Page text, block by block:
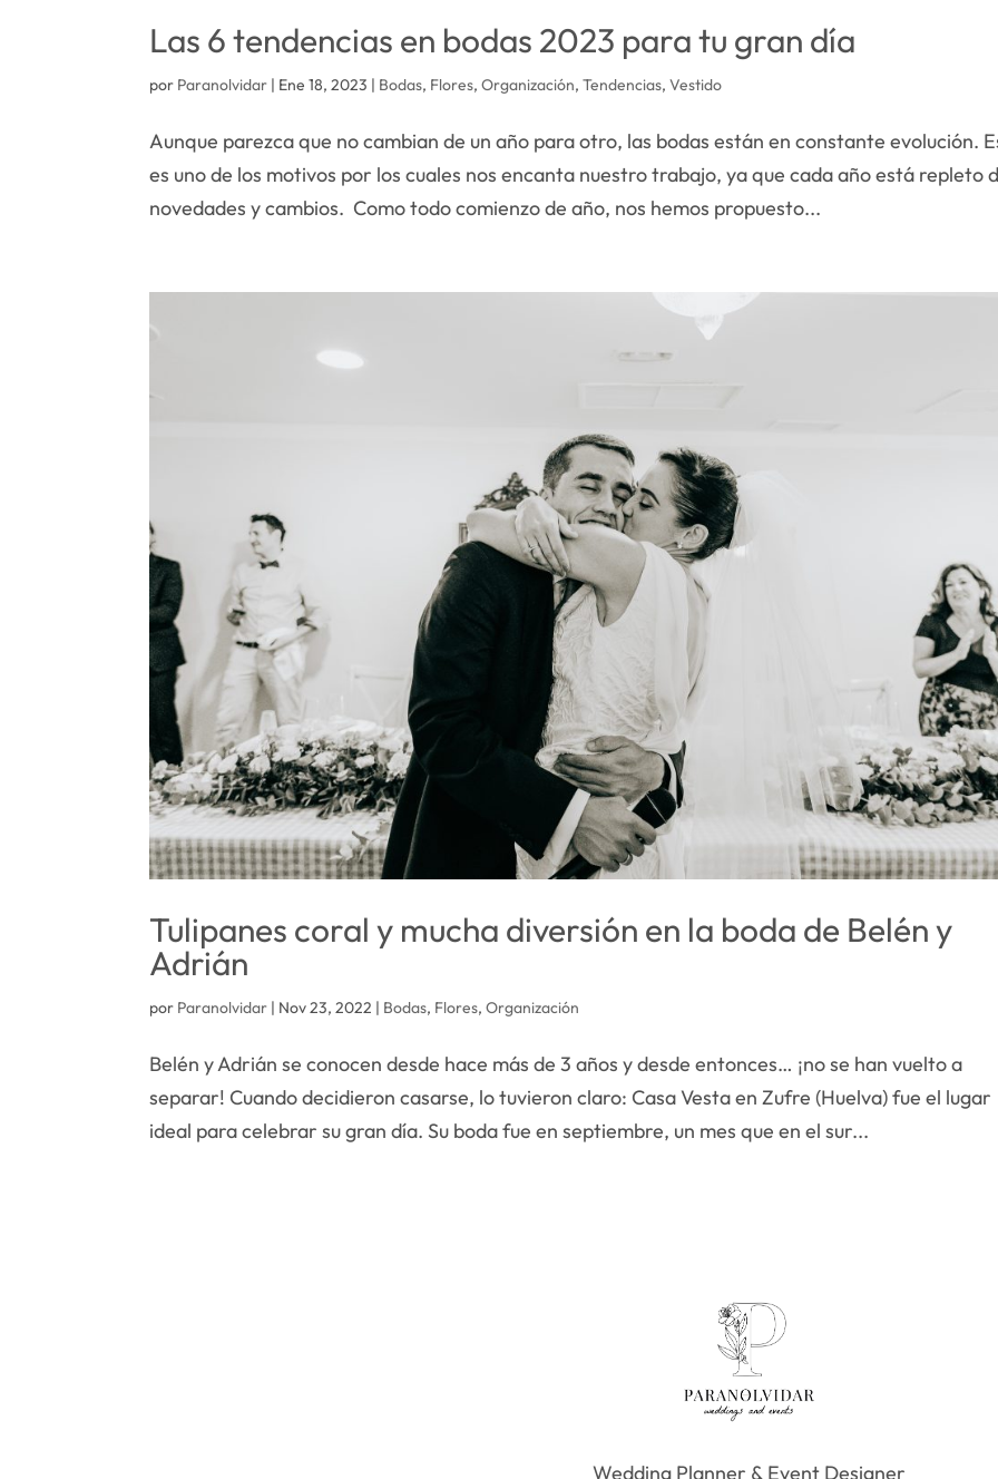
Las 6 tendencias en bodas 2023 para tu gran día
por Paranolvidar | Ene 18, 2023 | Bodas, Flores,Organización,Tendencias,Vestido
Aunque parezca que no cambian de un año para otro, las bodas están en constante evolución.
es uno de los motivos por los cuales nos encanta nuestro trabajo, ya que cada año está repleto
novedades y cambios. Como todo comienzo de año, nos hemos propuesto...
Tulipanes coral y mucha diversión en la boda de Belén y
Adrián
por Paranolvidar | Nov 23, 2022 | Bodas, Flores,Organización
Belén y Adrián se conocen desde hace más de 3 años y desde entonces… ¡no se han vuelto a
separar! Cuando decidieron casarse, lo tuvieron claro: Casa Vesta en Zufre (Huelva) fue el lugar
ideal para celebrar su gran día. Su boda fue en septiembre, un mes que en el sur...
Wedding Planner & Event Designer